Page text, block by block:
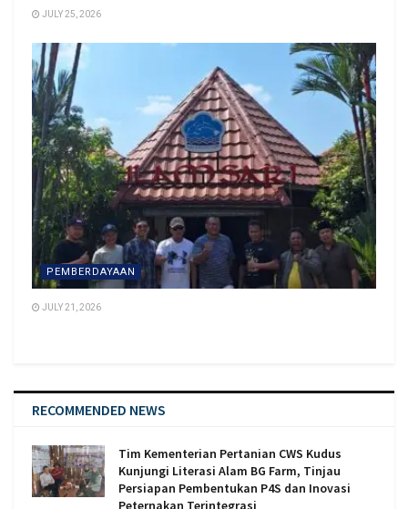
JULY 25, 2026
PEMBERDAYAAN
JULY 21, 2026
RECOMMENDED NEWS
Tim Kementerian Pertanian CWS Kudus
Kunjungi Literasi Alam BG Farm, Tinjau
Persiapan Pembentukan P4S dan Inovasi
Peternakan Terintegrasi